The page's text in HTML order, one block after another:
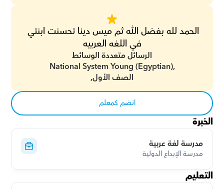
في اللغه العربيه
الرسائل متعددة الوسائط
الصف الأول,
National System Young (Egyptian),
انضم كمعلم
الخبرة
مدرسة لغة عربية
مدرسة الإبداع الدولية
التعليم